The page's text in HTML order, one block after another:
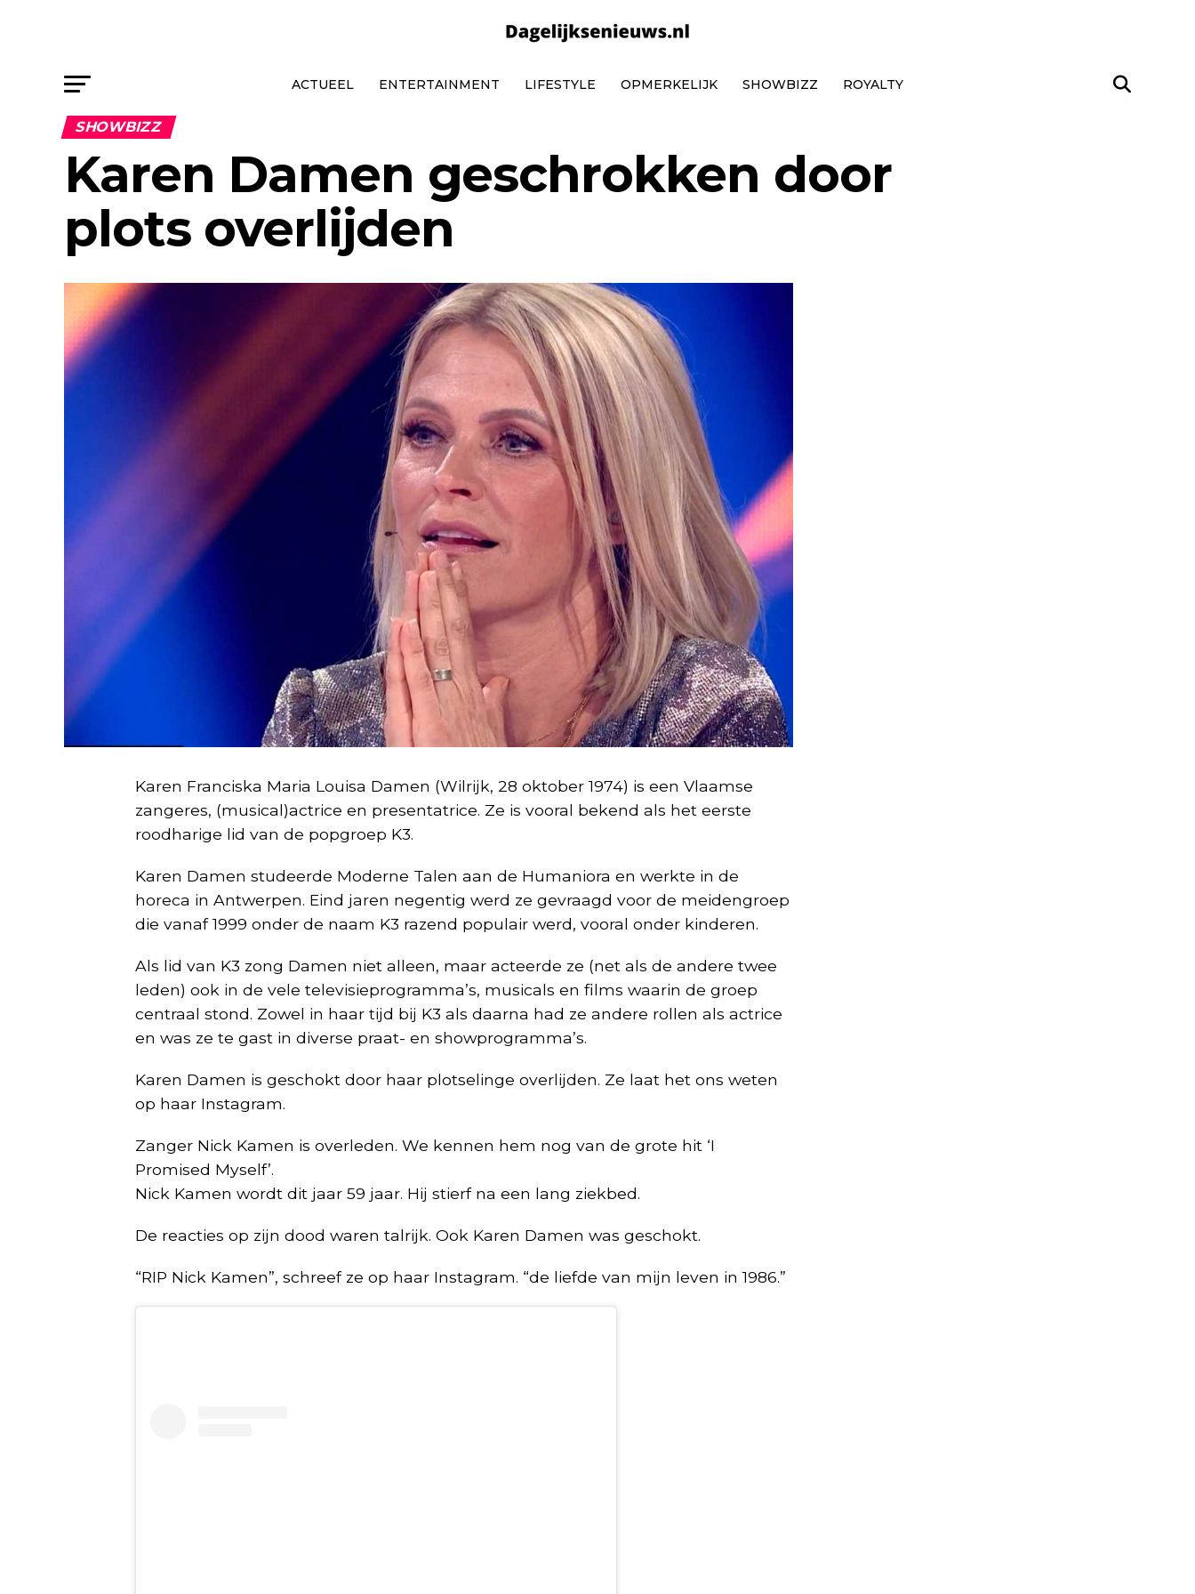
ACTUEEL ENTERTAINMENT LIFESTYLE OPMERKELIJK SHOWBIZZ ROYALTY
SHOWBIZZ
Karen Damen geschrokken door
plots overlijden
Karen Franciska Maria Louisa Damen (Wilrijk, 28 oktober 1974) is een Vlaamse
zangeres, (musical)actrice en presentatrice. Ze is vooral bekend als het eerste
roodharige lid van de popgroep K3.
Karen Damen studeerde Moderne Talen aan de Humaniora en werkte in de
horeca in Antwerpen. Eind jaren negentig werd ze gevraagd voor de meidengroep
die vanaf 1999 onder de naam K3 razend populair werd, vooral onder kinderen.
Als lid van K3 zong Damen niet alleen, maar acteerde ze (net als de andere twee
leden) ook in de vele televisieprogramma’s, musicals en films waarin de groep
centraal stond. Zowel in haar tijd bij K3 als daarna had ze andere rollen als actrice
en was ze te gast in diverse praat- en showprogramma’s.
Karen Damen is geschokt door haar plotselinge overlijden. Ze laat het ons weten
op haar Instagram.
Zanger Nick Kamen is overleden. We kennen hem nog van de grote hit ‘I
Promised Myself’.
Nick Kamen wordt dit jaar 59 jaar. Hij stierf na een lang ziekbed.
De reacties op zijn dood waren talrijk. Ook Karen Damen was geschokt.
“RIP Nick Kamen”, schreef ze op haar Instagram. “de liefde van mijn leven in 1986.”